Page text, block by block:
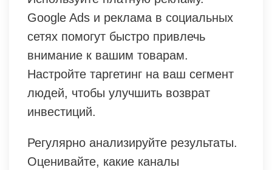
Google Ads и реклама в социальных
сетях помогут быстро привлечь
внимание к вашим товарам.
Настройте таргетинг на ваш сегмент
людей, чтобы улучшить возврат
инвестиций.
Регулярно анализируйте результаты.
Оценивайте, какие каналы